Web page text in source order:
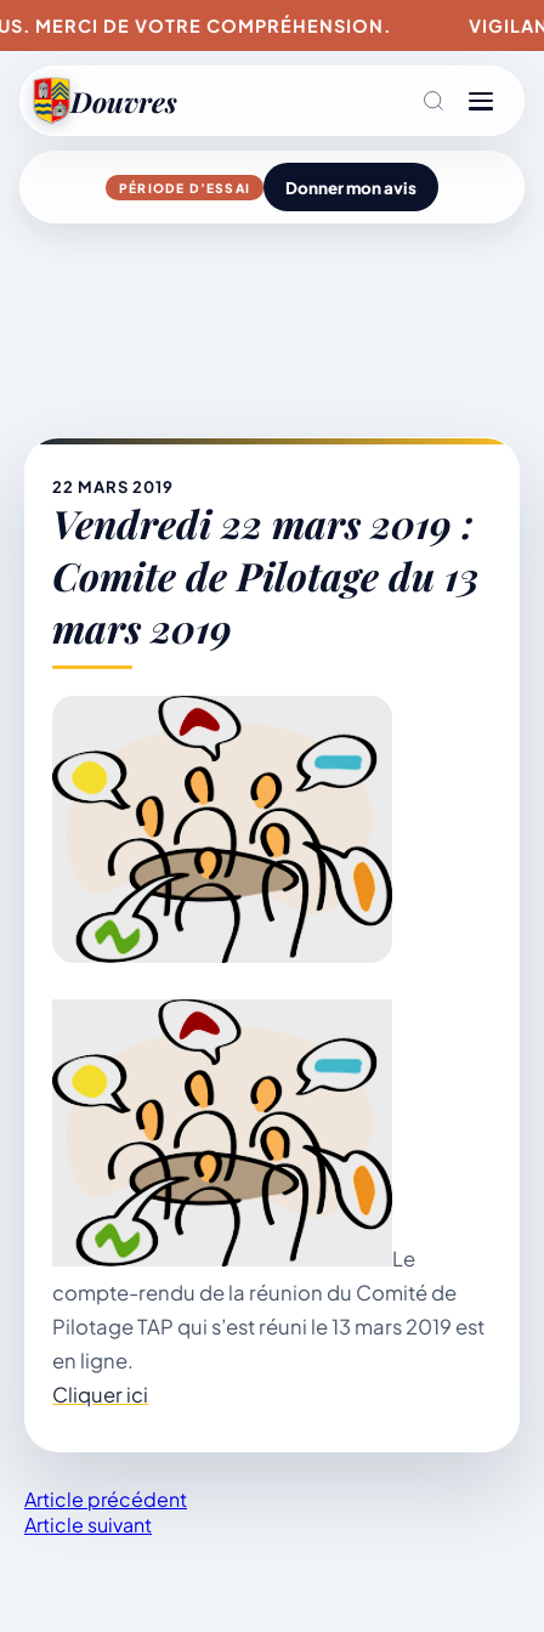
MERCI DE VOTRE COMPRÉHENSION.
Douvres
Agenda
Mairie & Vie municipale
Démarches & Vie pratique
Vie locale & Associations
Découvrir la commune
Secrétariat ouvert
Lundi, mardi, jeudi, vendredi de 8h30 à 12h et
après-midi sur rendez-vous. Samedi sur rendez-
vous.
04 74 38 22 78
mairie@douvres.fr
140 Place de la Babillière, 01500 Douvres
Contacter la mairie
Le guichet des associations
publier une annonce
PÉRIODE D’ESSAI Donner mon avis
22 MARS 2019
Vendredi 22 mars 2019 :
Comite de Pilotage du 13
mars 2019
Le
compte-rendu de la réunion du Comité de
Pilotage TAP qui s’est réuni le 13 mars 2019 est
en ligne.
Cliquer ici
Article précédent
Article suivant